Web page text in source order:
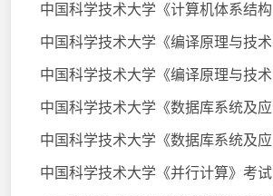
中国科学技术大学《计算机体系结构
中国科学技术大学《编译原理与技术
中国科学技术大学《编译原理与技术
中国科学技术大学《数据库系统及应
中国科学技术大学《数据库系统及应
中国科学技术大学《并行计算》考试